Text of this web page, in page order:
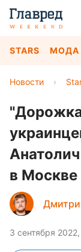
STARS МОДА
Новости ›
в Москве
3 сентября